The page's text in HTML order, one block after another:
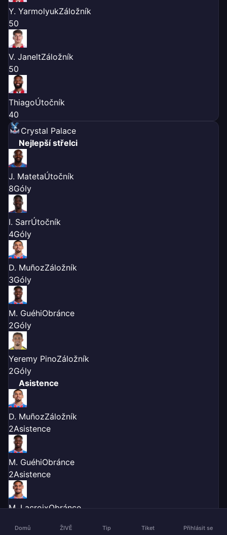
Y. YarmolyukZáložník
50
V. JaneltZáložník
50
ThiagoÚtočník
40
Crystal Palace
Nejlepší střelci
J. MatetaÚtočník
8Góly
I. SarrÚtočník
4Góly
D. MuñozZáložník
3Góly
M. GuéhiObránce
2Góly
Yeremy PinoZáložník
2Góly
Asistence
D. MuñozZáložník
2Asistence
M. GuéhiObránce
2Asistence
M. LacroixObránce
Domů ŽIVĚ Tip Tiket Přihlásit se